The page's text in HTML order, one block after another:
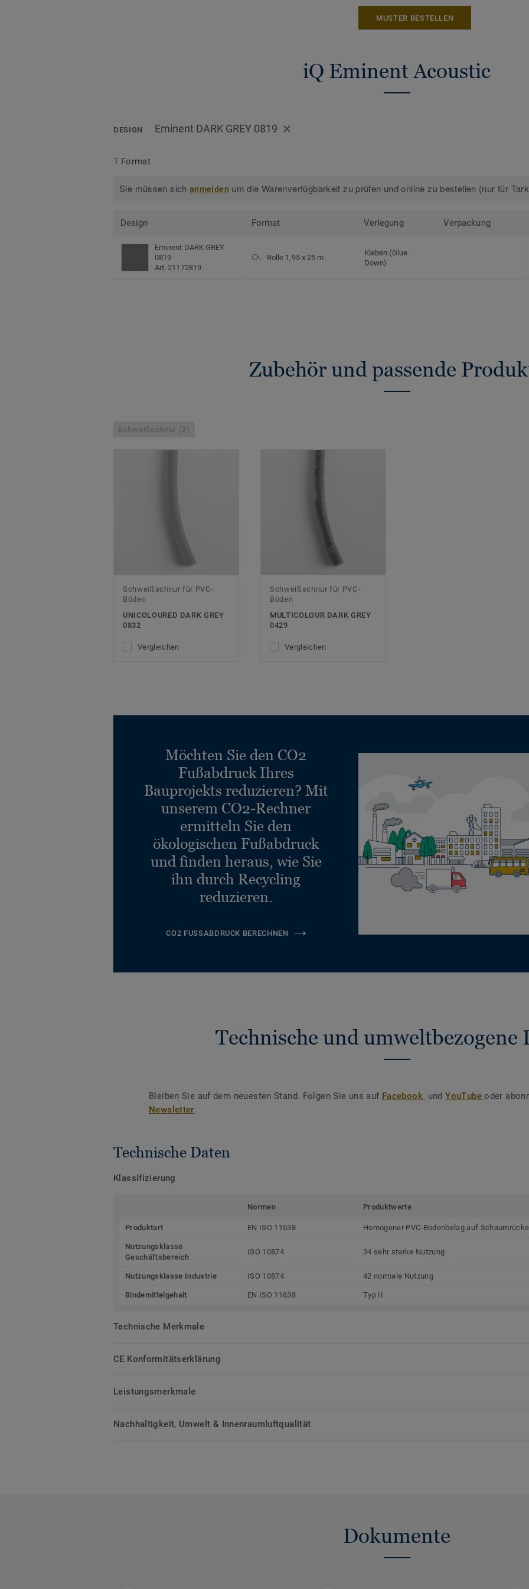
Mehr über unsere homogenen
Bodenbeläge
MUSTER BESTELLEN
iQ Eminent Acoustic
DESIGN Eminent DARK GREY 0819
1 Format
Sie müssen sichanmelden um die Warenverfügbarkeit zu prüfen und online zu bestellen (nur für
Design Format Verlegung Verpackung
Eminent DARK GREY
0819
Art. 21172819
Rolle 1,95 x 25 m
Kleben (Glue
Down)
Zubehör und passende
Schweißschnur (2)
Schweißschnur für PVC-
Böden
UNICOLOURED DARK GREY
0832
Vergleichen
Schweißschnur für PVC-
Böden
MULTICOLOUR DARK GREY
0429
Vergleichen
Möchten Sie den CO2
Fußabdruck Ihres
Bauprojekts reduzieren? Mit
unserem CO2-Rechner
ermitteln Sie den
ökologischen Fußabdruck
und finden heraus, wie Sie
ihn durch Recycling
reduzieren.
CO2 FUSSABDRUCK BERECHNEN
Technische und umweltbezogene
Bleiben Sie auf dem neuesten Stand. Folgen Sie uns auf Facebook undYouTubeoder
Newsletter.
Technische Daten
Klassifizierung
Normen Produktwerte
Produktart EN ISO 11638 Homogener PVC-Bodenbelag auf
Nutzungsklasse
Geschäftsbereich
ISO 10874 34 sehr starke Nutzung
Nutzungsklasse Industrie ISO 10874 42 normale Nutzung
Bindemittelgehalt EN ISO 11638 Typ II
Technische Merkmale
CE Konformitätserklärung
Leistungsmerkmale
Nachhaltigkeit, Umwelt & Innenraumluftqualität
Dokumente